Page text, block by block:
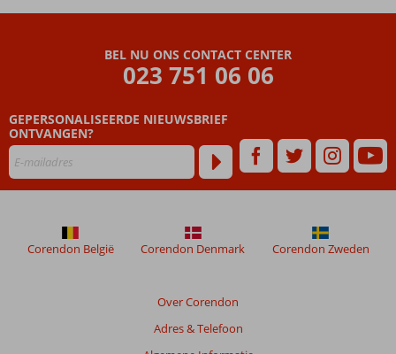
Beoordelingen
dan
48
niet
weergegeven
om
BEL NU ONS CONTACT CENTER
023 751 06 06
GEPERSONALISEERDE NIEUWSBRIEF
ONTVANGEN?
Over Corendon
Adres & Telefoon
Corendon België Corendon Denmark Corendon Zweden